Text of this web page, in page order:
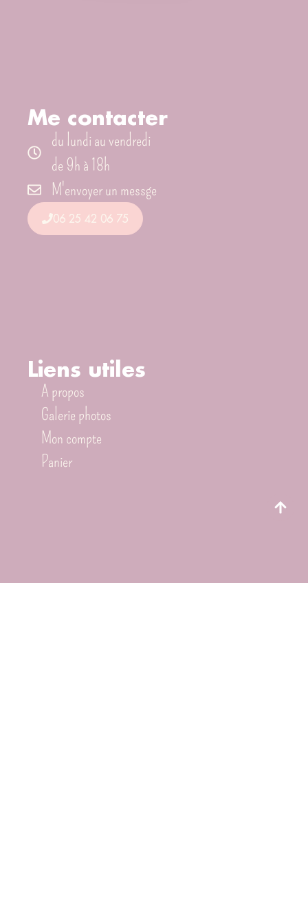
Me contacter
du lundi au vendredi
de 9h à 18h
M'envoyer un messge
06 25 42 06 75
Liens utiles
A propos
Galerie photos
Mon compte
Panier